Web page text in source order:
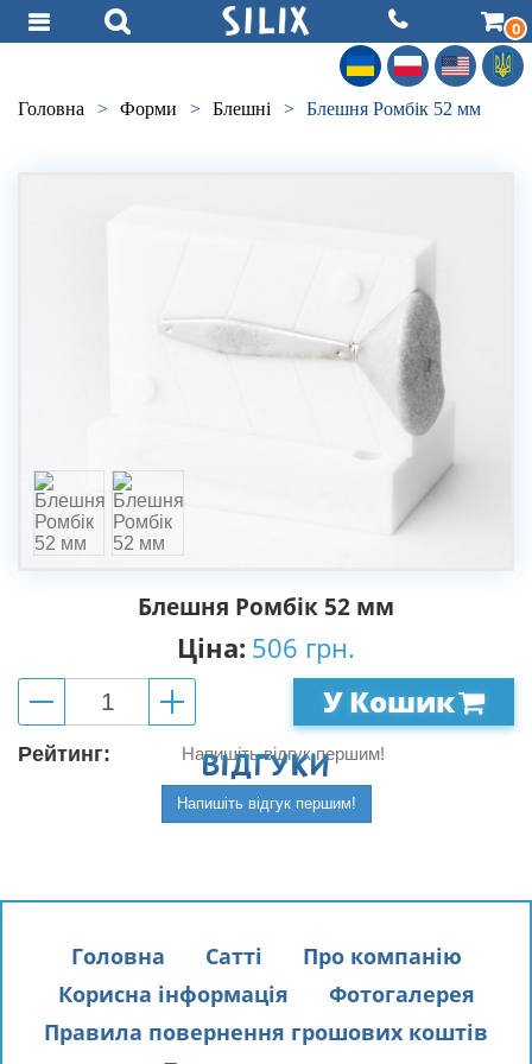
0
Головна > Форми > Блешні > Блешня Ромбік 52 мм
Блешня Ромбік 52 мм
Ціна: 506 грн.
У Кошик
Рейтинг: Напишіть відгук першим!
ВIДГУКИ
Напишіть відгук першим!
Головна Сатті
Про компанію
Корисна інформація
Фотогалерея
Правила повернення грошових коштів